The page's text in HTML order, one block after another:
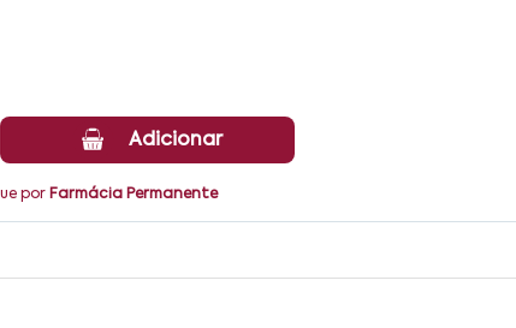
Adicionar
por Farmácia Permanente